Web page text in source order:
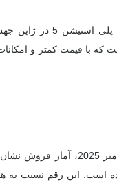
در هفته گذشته
که با قیمت کمتر و